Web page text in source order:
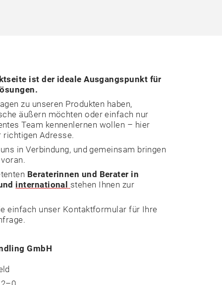
ist der ideale Ausgangspunkt für
zu unseren Produkten haben,
äußern möchten oder einfach nur
Team kennenlernen wollen – hier
richtigen Adresse.
in Verbindung, und gemeinsam bringen
Beraterinnen und Berater in
international
stehen Ihnen zur
einfach unser Kontaktformular für Ihre
GmbH